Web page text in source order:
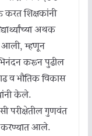
शिक्षकांनी
अथक
आली, म्हणून
करून पुढील
व भौतिक विकास
केले.
परीक्षेतील गुणवंत
करण्यात आले.